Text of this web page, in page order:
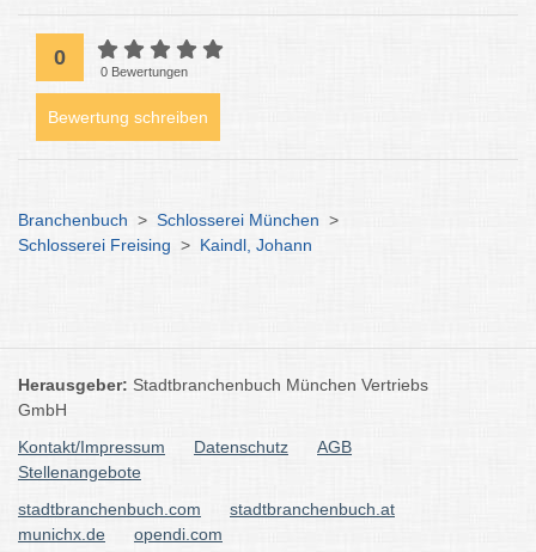
0
0 Bewertungen
Bewertung schreiben
Branchenbuch > Schlosserei München >
Schlosserei Freising > Kaindl, Johann
Herausgeber: Stadtbranchenbuch München Vertriebs
GmbH
Kontakt/Impressum
Datenschutz
AGB
Stellenangebote
stadtbranchenbuch.com
stadtbranchenbuch.at
munichx.de
opendi.com